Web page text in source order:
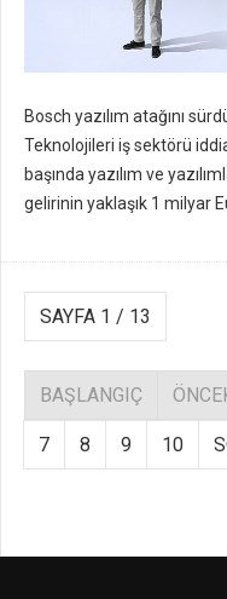
Bosch yazılım atağını
Teknolojileri iş sektörü
başında yazılım ve
gelirinin yaklaşık 1 milyar
SAYFA 1 / 13
BAŞLANGIÇ
7 8 9 10